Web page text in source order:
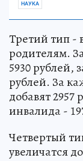
НАУКА
Третий тип
родителям.
5930 рублей,
рублей. За
добавят 2957
инвалида -
Четвертый
увеличатся